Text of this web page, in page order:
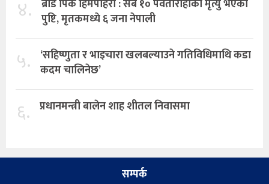
४. ब्रोड पिक हिमपहिरो : सबै १० पर्वतारोहीको मृत्यु भएको
पुष्टि, मृतकमध्ये ६ जना नेपाली
५. ‘सहिष्णुता र भाइचारा खलबल्याउने गतिविधिमाथि कडा
कदम चालिनेछ’
६. प्रधानमन्त्री बालेन शाह शीतल निवासमा
सम्पर्क